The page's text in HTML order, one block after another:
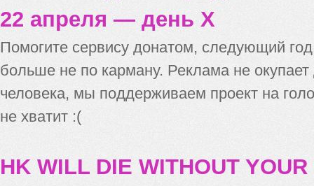
22 апреля — день X
Помогите сервису донатом, следующий
больше не по карману. Реклама не
человека, мы поддерживаем проект на
не хватит :(
HK WILL DIE WITHOUT